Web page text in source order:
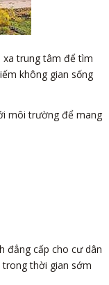
xa trung tâm để tìm
không gian sống
môi trường để mang
đẳng cấp cho cư dân
trong thời gian sớm